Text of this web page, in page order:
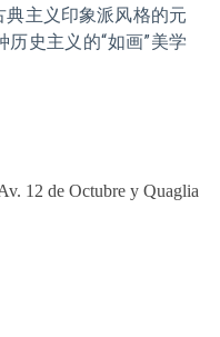
主义印象派风格的元
史主义的“如画”美学